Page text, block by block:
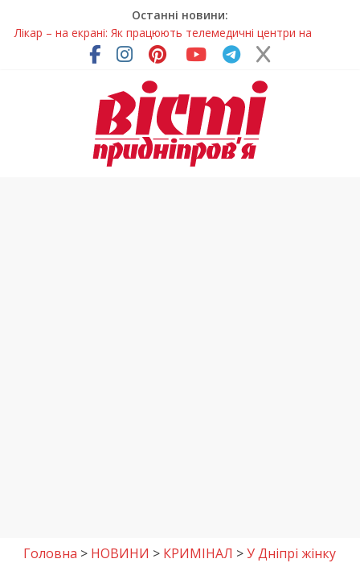
Останні новини:
Лікар – на екрані: Як працюють телемедичні центри на
Дніпропетровщині
У Дніпрі триває масштабна підготовка до опалювального
Пошуки тривають: на Дніпропетровщині досліджують місце
розташування легендарного монастиря (Фото)
Ветерани Дніпропетровщини отримують шанс на власне
Головна > НОВИНИ > КРИМІНАЛ >У Дніпрі жінку